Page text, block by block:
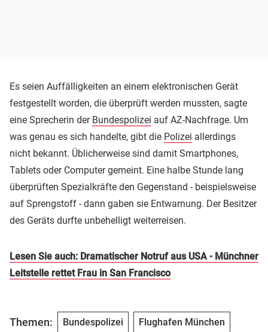
Es seien Auffälligkeiten an einem elektronischen Gerät
festgestellt worden, die überprüft werden mussten, sagte
eine Sprecherin der Bundespolizei auf AZ-Nachfrage. Um
was genau es sich handelte, gibt die Polizei allerdings
nicht bekannt. Üblicherweise sind damit Smartphones,
Tablets oder Computer gemeint. Eine halbe Stunde lang
überprüften Spezialkräfte den Gegenstand - beispielsweise
auf Sprengstoff - dann gaben sie Entwarnung. Der Besitzer
des Geräts durfte unbehelligt weiterreisen.
Lesen Sie auch: Dramatischer Notruf aus USA - Münchner
Leitstelle rettet Frau in San Francisco
Themen: Bundespolizei Flughafen München